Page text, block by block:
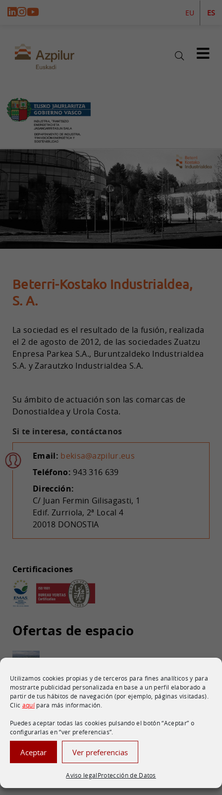
Utilizamos cookies propias y de terceros para fines analíticos y para
mostrarte publicidad personalizada en base a un perfil elaborado a
partir de tus hábitos de navegación (por ejemplo, páginas visitadas).
Clic aquípara más información.
Puedes aceptar todas las cookies pulsando el botón “Aceptar” o
configurarlas en “ver preferencias”.
Aceptar Ver preferencias
Aviso legalProtección de Datos
EU ES
Beterri-Kostako Industrialdea,
S. A.
La sociedad es el resultado de la fusión, realizada
el 2 de agosto de 2012, de las sociedades Zuatzu
Enpresa Parkea S.A., Buruntzaldeko Industrialdea
S.A. y Zarautzko Industrialdea S.A.
Su ámbito de actuación son las comarcas de
Donostialdea y Urola Costa.
Si te interesa, contáctanos
Email: bekisa@azpilur.eus
Teléfono: 943 316 639
Dirección:
C/ Juan Fermin Gilisagasti, 1
Edif. Zurriola, 2ª Local 4
20018 DONOSTIA
Certificaciones
Ofertas de espacio
Zarautz, Gipuzkoa
Polígono Industrial ERROTABERRI –
Zarautz
Donostia - San Sebastian, Gipuzkoa
Parque Empresarial ZUATZU
7 espacios disponibles